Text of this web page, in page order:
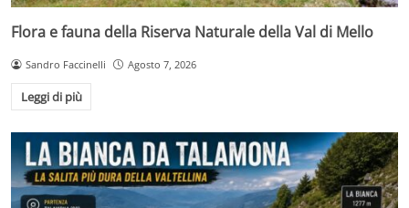
Flora e fauna della Riserva Naturale della Val di Mello
Sandro Faccinelli Agosto 7, 2026
Leggi di più